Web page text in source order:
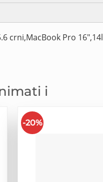
crni,MacBook Pro 16″,14l
i
-20%